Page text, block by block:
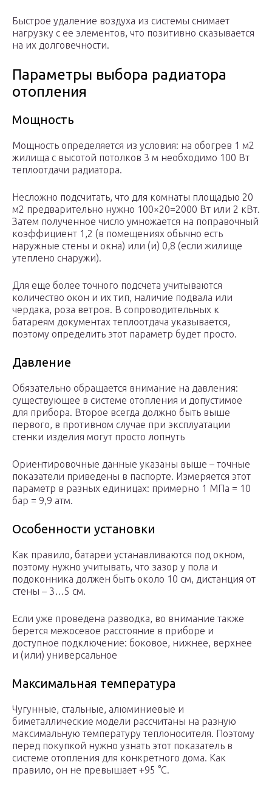
Быстрое удаление воздуха из системы снимает
нагрузку с ее элементов, что позитивно сказывается
на их долговечности.
Параметры выбора радиатора
отопления
Мощность
Мощность определяется из условия: на обогрев 1 м2
жилища с высотой потолков 3 м необходимо 100 Вт
теплоотдачи радиатора.
Несложно подсчитать, что для комнаты площадью 20
м2 предварительно нужно 100×20=2000 Вт или 2 кВт.
Затем полученное число умножается на поправочный
коэффициент 1,2 (в помещениях обычно есть
наружные стены и окна) или (и) 0,8 (если жилище
утеплено снаружи).
Для еще более точного подсчета учитываются
количество окон и их тип, наличие подвала или
чердака, роза ветров. В сопроводительных к
батареям документах теплоотдача указывается,
поэтому определить этот параметр будет просто.
Давление
Обязательно обращается внимание на давления:
существующее в системе отопления и допустимое
для прибора. Второе всегда должно быть выше
первого, в противном случае при эксплуатации
стенки изделия могут просто лопнуть
Ориентировочные данные указаны выше – точные
показатели приведены в паспорте. Измеряется этот
параметр в разных единицах: примерно 1 МПа = 10
бар = 9,9 атм.
Особенности установки
Как правило, батареи устанавливаются под окном,
поэтому нужно учитывать, что зазор у пола и
подоконника должен быть около 10 см, дистанция от
стены – 3…5 см.
Если уже проведена разводка, во внимание также
берется межосевое расстояние в приборе и
доступное подключение: боковое, нижнее, верхнее
и (или) универсальное
Максимальная температура
Чугунные, стальные, алюминиевые и
биметаллические модели рассчитаны на разную
максимальную температуру теплоносителя. Поэтому
перед покупкой нужно узнать этот показатель в
системе отопления для конкретного дома. Как
правило, он не превышает +95 °С.